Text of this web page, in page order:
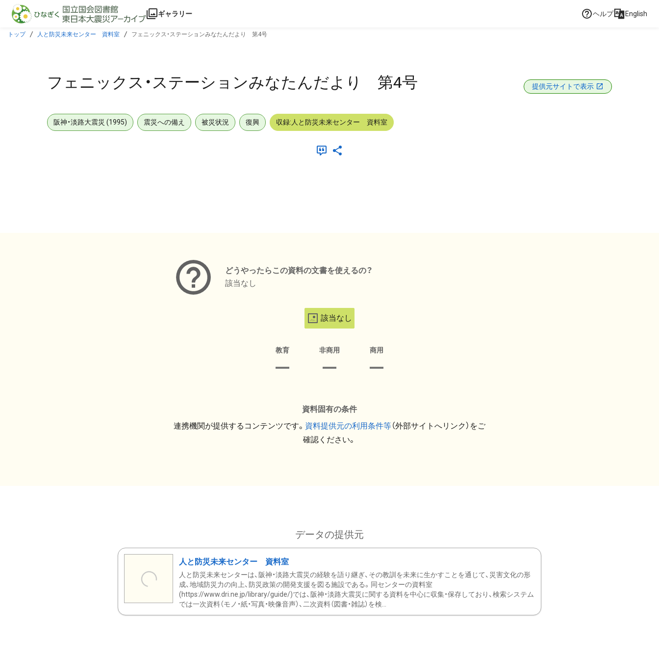
本文に飛ぶ
ギャラリー ヘルプ English
トップ 人と防災未来センター 資料室 フェニックス・ステーションみなたんだより 第4号
フェニックス・ステーションみなたんだより 第4号 提供元サイトで表示
阪神・淡路大震災 (1995) 震災への備え 被災状況 復興 収録:人と防災未来センター 資料室
どうやったらこの資料の文書を使えるの？
該当なし
該当なし
教育 非商用 商用
資料固有の条件
連携機関が提供するコンテンツです。 資料提供元の利用条件等（外部サイトへリンク）をご
確認ください。
データの提供元
人と防災未来センター 資料室
人と防災未来センターは、阪神・淡路大震災の経験を語り継ぎ、その教訓を未来に生かすことを通じて、災害文化の形
成、地域防災力の向上、防災政策の開発支援を図る施設である。同センターの資料室
(https://www.dri.ne.jp/library/guide/)では、阪神・淡路大震災に関する資料を中心に収集・保存しており、検索システム
では一次資料（モノ・紙・写真・映像音声）、二次資料（図書・雑誌）を検...